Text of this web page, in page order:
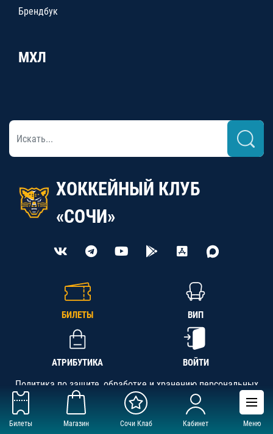
Билеты Магазин Сочи Клаб Кабинет Меню
Брендбук
МХЛ
ХОККЕЙНЫЙ КЛУБ
«СОЧИ»
БИЛЕТЫ ВИП
АТРИБУТИКА ВОЙТИ
Политика по защите, обработке и хранению персональных
данных
АНО «СК «Кубань-Регион», ОГРН 1142300002349,